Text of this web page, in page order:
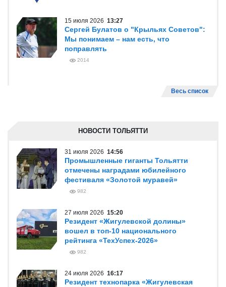
15 июля 2026 13:27
Сергей Булатов о "Крыльях Советов":
Мы понимаем – нам есть, что
поправлять
2014
Весь список
НОВОСТИ ТОЛЬЯТТИ
31 июля 2026 14:56
Промышленные гиганты Тольятти
отмечены наградами юбилейного
фестиваля «Золотой муравей»
982
27 июля 2026 15:20
Резидент «Жигулевской долины»
вошел в топ-10 национального
рейтинга «ТехУспех-2026»
982
24 июля 2026 16:17
Резидент технопарка «Жигулевская